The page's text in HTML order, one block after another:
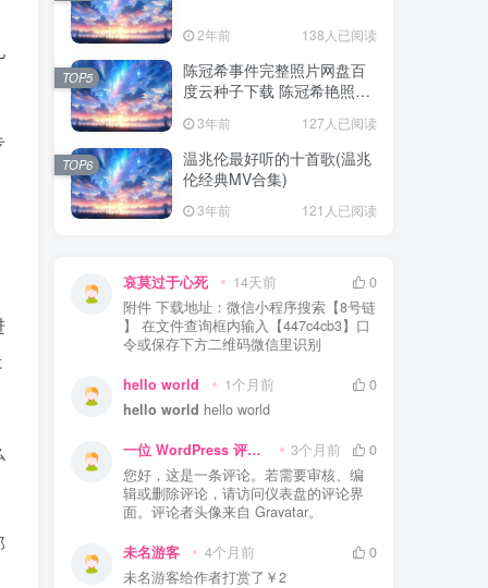
2年前 138人已阅读
陈冠希事件完整照片网盘百
度云种子下载 陈冠希艳照门
门全部图片观看
3年前 127人已阅读
TOP5
温兆伦最好听的十首歌(温兆
伦经典MV合集)
3年前 121人已阅读
TOP6
哀莫过于心死 14天前
0
附件 下载地址：微信小程序搜索【8号链
】 在文件查询框内输入【447c4cb3】口
令或保存下方二维码微信里识别
hello world 1个月前
0
hello world hello world
一位 WordPress 评论者 3个月前
0
您好，这是一条评论。若需要审核、编
辑或删除评论，请访问仪表盘的评论界
面。评论者头像来自 Gravatar。
未名游客 4个月前
0
未名游客给作者打赏了 ￥2